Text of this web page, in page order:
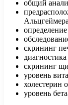
общий
скрининг
скрининг
уровень
холестерин
уровень